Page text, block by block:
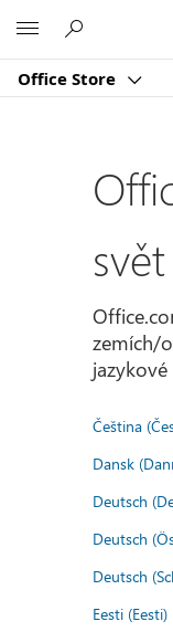
Office Store
svět
zemích/
Čeština
Dansk
Deutsch
Deutsch
Deutsch
Eesti (Eesti)